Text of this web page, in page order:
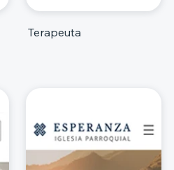
Terapeuta